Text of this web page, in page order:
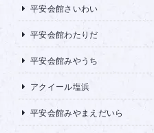
平安会館さいわい
平安会館わたりだ
平安会館みやうち
アクイール塩浜
平安会館みやまえだいら